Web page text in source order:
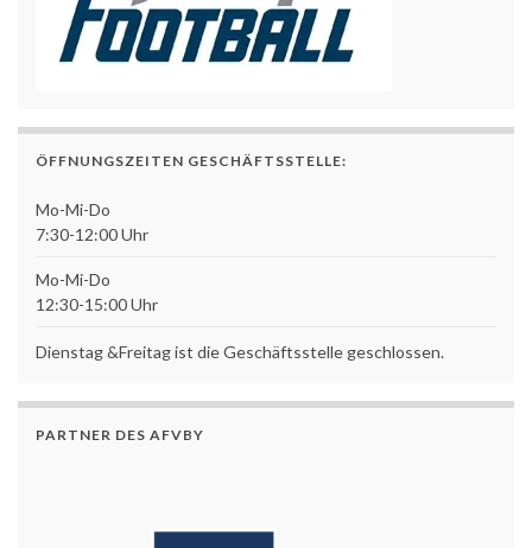
ÖFFNUNGSZEITEN GESCHÄFTSSTELLE:
Mo-Mi-Do
7:30-12:00 Uhr
Mo-Mi-Do
12:30-15:00 Uhr
Dienstag &Freitag ist die Geschäftsstelle geschlossen.
PARTNER DES AFVBY